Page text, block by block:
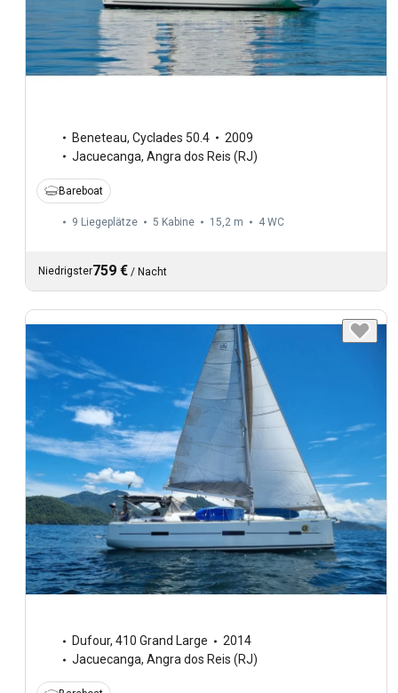
Beneteau, Cyclades 50.4
2009
Jacuecanga, Angra dos Reis (RJ)
Bareboat
9 Liegeplätze 5 Kabine 15,2 m 4 WC
Niedrigster759 € / Nacht
Dufour, 410 Grand Large
2014
Jacuecanga, Angra dos Reis (RJ)